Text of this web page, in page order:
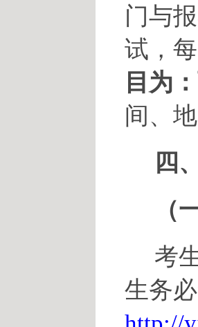
门与
试，
目为
间、
四
（
考
生务